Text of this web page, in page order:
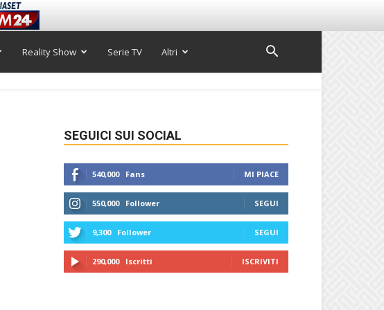
Reality Show Serie TV Altri
SEGUICI SUI SOCIAL
540,000 Fans MI PIACE
550,000 Follower SEGUI
9,300 Follower SEGUI
290,000 Iscritti ISCRIVITI